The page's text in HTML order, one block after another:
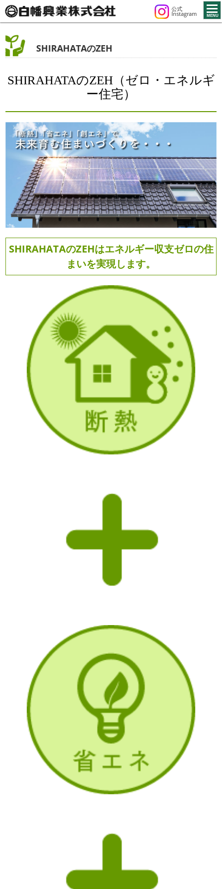
MENU
公式
Instagram
SHIRAHATAのZEH
SHIRAHATAのZEH（ゼロ・エネルギ
ー住宅）
SHIRAHATAのZEHはエネルギー収支ゼロの住
まいを実現します。